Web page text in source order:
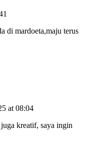
di mardoeta,maju terus
at 08:04
kreatif, saya ingin